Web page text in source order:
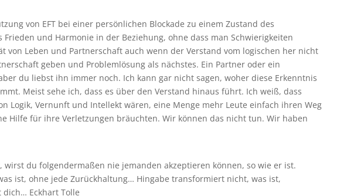
von EFT bei einer persönlichen Blockade zu einem Zustand des
und Harmonie in der Beziehung, ohne dass man Schwierigkeiten
von Leben und Partnerschaft auch wenn der Verstand vom logischen her nicht
geben und Problemlösung als nächstes. Ein Partner oder ein
du liebst ihn immer noch. Ich kann gar nicht sagen, woher diese Erkenntnis
Meist sehe ich, dass es über den Verstand hinaus führt. Ich weiß, dass
Logik, Vernunft und Intellekt wären, eine Menge mehr Leute einfach ihren Weg
Hilfe für ihre Verletzungen bräuchten. Wir können das nicht tun. Wir haben
wirst du folgendermaßen nie jemanden akzeptieren können, so wie er ist.
ist, ohne jede Zurückhaltung… Hingabe transformiert nicht, was ist,
Eckhart Tolle